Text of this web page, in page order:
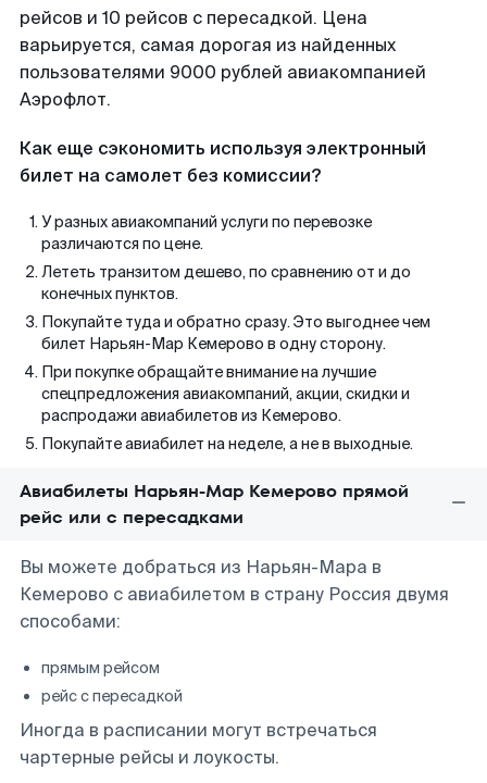
рейсов и 10 рейсов с пересадкой. Цена
варьируется, самая дорогая из найденных
пользователями 9000 рублей авиакомпанией
Аэрофлот.
Как еще сэкономить используя электронный
билет на самолет без комиссии?
У разных авиакомпаний услуги по перевозке
различаются по цене.
Лететь транзитом дешево, по сравнению от и до
конечных пунктов.
Покупайте туда и обратно сразу. Это выгоднее чем
билет Нарьян-Мар Кемерово в одну сторону.
При покупке обращайте внимание на лучшие
спецпредложения авиакомпаний, акции, скидки и
распродажи авиабилетов из Кемерово.
Покупайте авиабилет на неделе, а не в выходные.
Авиабилеты Нарьян-Мар Кемерово прямой
рейс или с пересадками
Вы можете добраться из Нарьян-Мара в
Кемерово с авиабилетом в страну Россия двумя
способами:
прямым рейсом
рейс с пересадкой
Иногда в расписании могут встречаться
чартерные рейсы и лоукосты.